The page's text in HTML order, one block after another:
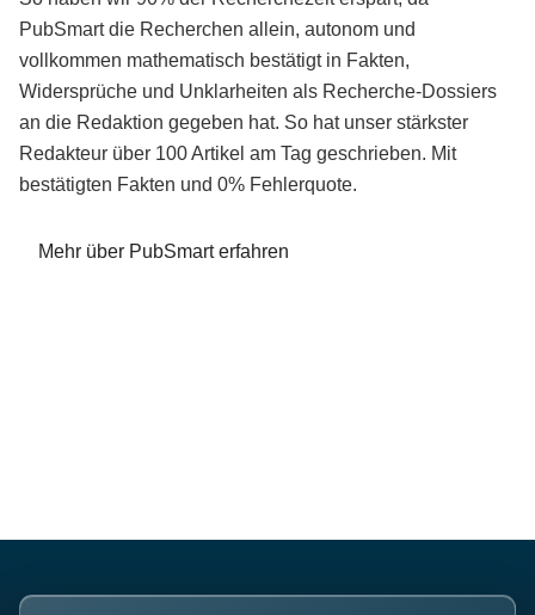
PubSmart die Recherchen allein, autonom und
vollkommen mathematisch bestätigt in Fakten,
Widersprüche und Unklarheiten als Recherche-Dossiers
an die Redaktion gegeben hat. So hat unser stärkster
Redakteur über 100 Artikel am Tag geschrieben. Mit
bestätigten Fakten und 0% Fehlerquote.
Mehr über PubSmart erfahren